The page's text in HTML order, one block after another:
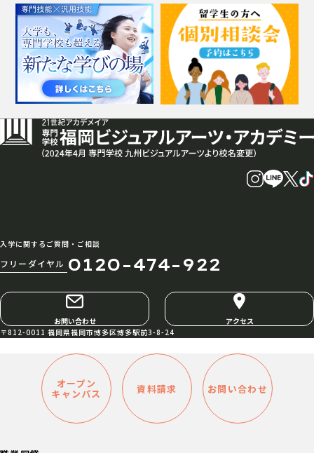
入学に関するご質問・ご相談
フリーダイヤル 0120-474-922
お問い合わせ
アクセス
〒812-0011 福岡県福岡市博多区博多駅前3-8-24
オープン
キャンパス 資料請求 お問い合わせ